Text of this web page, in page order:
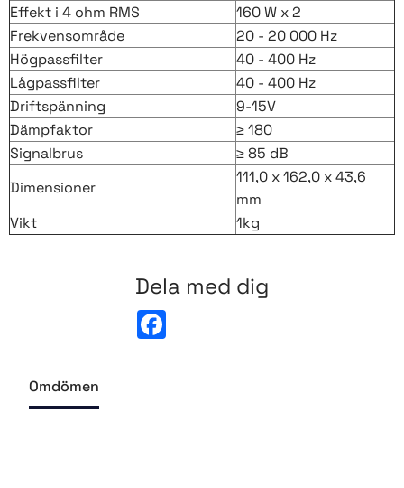
Effekt i 4 ohm RMS
160 W x 2
Frekvensområde
20 - 20 000 Hz
Högpassfilter
40 - 400 Hz
Lågpassfilter
40 - 400 Hz
Driftspänning
9-15V
Dämpfaktor
≥ 180
Signalbrus
≥ 85 dB
Dimensioner
111,0 x 162,0 x 43,6
mm
Vikt
1kg
Dela med dig
o
Omdömen